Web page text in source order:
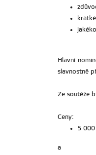
Hlavní
slavnostně
Ze soutěže
Ceny:
5
a